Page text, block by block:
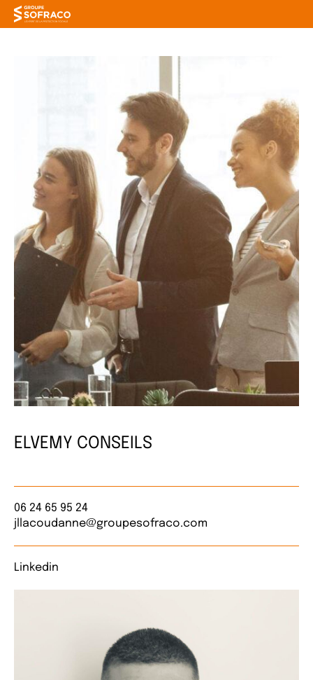
ELVEMY CONSEILS
06 24 65 95 24
jllacoudanne@groupesofraco.com
Linkedin